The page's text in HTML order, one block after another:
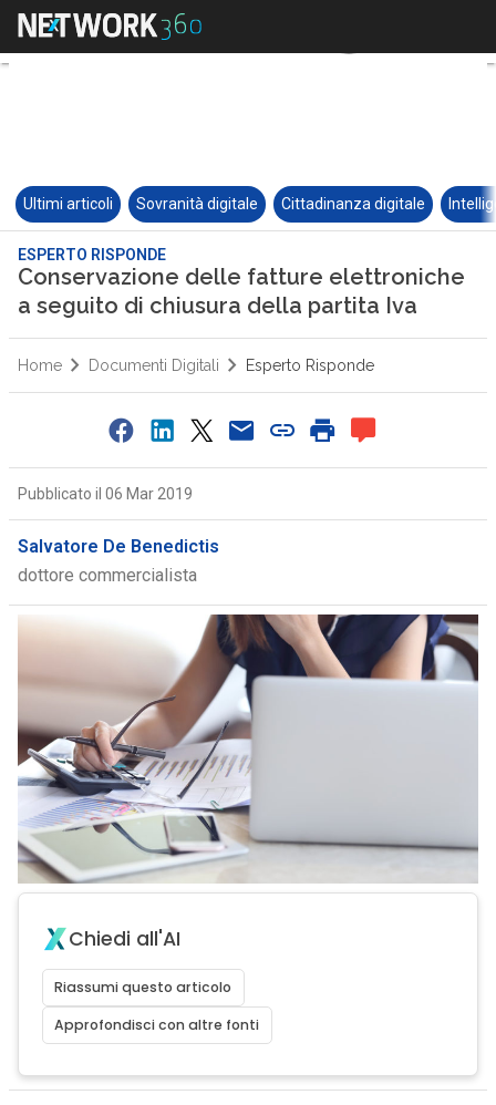
Ultimi articoli Sovranità digitale Cittadinanza digitale
ESPERTO RISPONDE
Conservazione delle fatture elettroniche
a seguito di chiusura della partita Iva
Home Documenti Digitali Esperto Risponde
Pubblicato il 06 Mar 2019
Salvatore De Benedictis
dottore commercialista
Chiedi all'AI
Riassumi questo articolo
Approfondisci con altre fonti